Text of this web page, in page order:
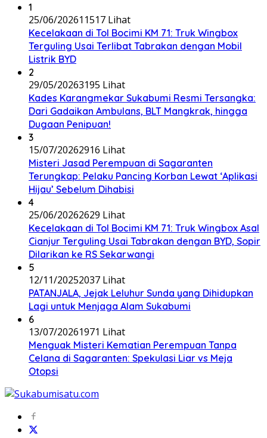
1
25/06/202611517 Lihat
Kecelakaan di Tol Bocimi KM 71: Truk Wingbox
Terguling Usai Terlibat Tabrakan dengan Mobil
Listrik BYD
2
29/05/20263195 Lihat
Kades Karangmekar Sukabumi Resmi Tersangka:
Dari Gadaikan Ambulans, BLT Mangkrak, hingga
Dugaan Penipuan!
3
15/07/20262916 Lihat
Misteri Jasad Perempuan di Sagaranten
Terungkap: Pelaku Pancing Korban Lewat ‘Aplikasi
Hijau’ Sebelum Dihabisi
4
25/06/20262629 Lihat
Kecelakaan di Tol Bocimi KM 71: Truk Wingbox Asal
Cianjur Terguling Usai Tabrakan dengan BYD, Sopir
Dilarikan ke RS Sekarwangi
5
12/11/20252037 Lihat
PATANJALA, Jejak Leluhur Sunda yang Dihidupkan
Lagi untuk Menjaga Alam Sukabumi
6
13/07/20261971 Lihat
Menguak Misteri Kematian Perempuan Tanpa
Celana di Sagaranten: Spekulasi Liar vs Meja
Otopsi